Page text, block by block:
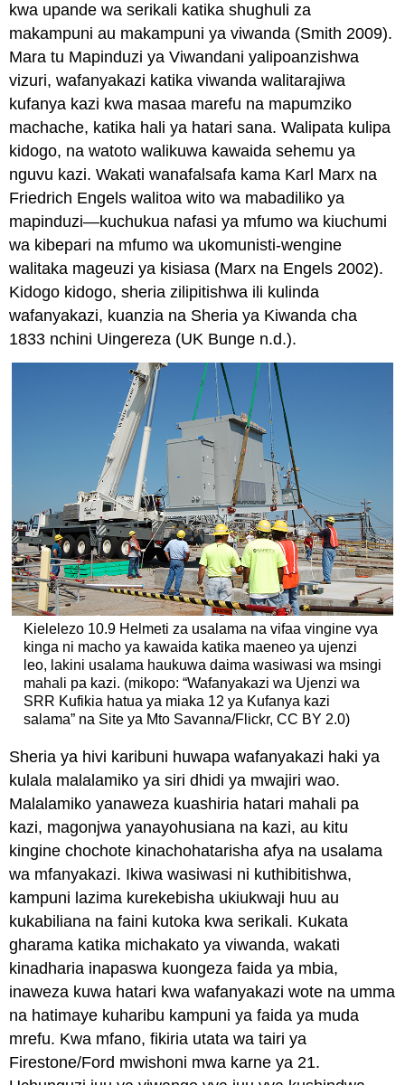
kwa upande wa serikali katika shughuli za
makampuni au makampuni ya viwanda (Smith 2009).
Mara tu Mapinduzi ya Viwandani yalipoanzishwa
vizuri, wafanyakazi katika viwanda walitarajiwa
kufanya kazi kwa masaa marefu na mapumziko
machache, katika hali ya hatari sana. Walipata kulipa
kidogo, na watoto walikuwa kawaida sehemu ya
nguvu kazi. Wakati wanafalsafa kama Karl Marx na
Friedrich Engels walitoa wito wa mabadiliko ya
mapinduzi—kuchukua nafasi ya mfumo wa kiuchumi
wa kibepari na mfumo wa ukomunisti-wengine
walitaka mageuzi ya kisiasa (Marx na Engels 2002).
Kidogo kidogo, sheria zilipitishwa ili kulinda
wafanyakazi, kuanzia na Sheria ya Kiwanda cha
1833 nchini Uingereza (UK Bunge n.d.).
Kielelezo 10.9 Helmeti za usalama na vifaa vingine vya
kinga ni macho ya kawaida katika maeneo ya ujenzi
leo, lakini usalama haukuwa daima wasiwasi wa msingi
mahali pa kazi. (mikopo: “Wafanyakazi wa Ujenzi wa
SRR Kufikia hatua ya miaka 12 ya Kufanya kazi
salama” na Site ya Mto Savanna/Flickr, CC BY 2.0)
Sheria ya hivi karibuni huwapa wafanyakazi haki ya
kulala malalamiko ya siri dhidi ya mwajiri wao.
Malalamiko yanaweza kuashiria hatari mahali pa
kazi, magonjwa yanayohusiana na kazi, au kitu
kingine chochote kinachohatarisha afya na usalama
wa mfanyakazi. Ikiwa wasiwasi ni kuthibitishwa,
kampuni lazima kurekebisha ukiukwaji huu au
kukabiliana na faini kutoka kwa serikali. Kukata
gharama katika michakato ya viwanda, wakati
kinadharia inapaswa kuongeza faida ya mbia,
inaweza kuwa hatari kwa wafanyakazi wote na umma
na hatimaye kuharibu kampuni ya faida ya muda
mrefu. Kwa mfano, fikiria utata wa tairi ya
Firestone/Ford mwishoni mwa karne ya 21.